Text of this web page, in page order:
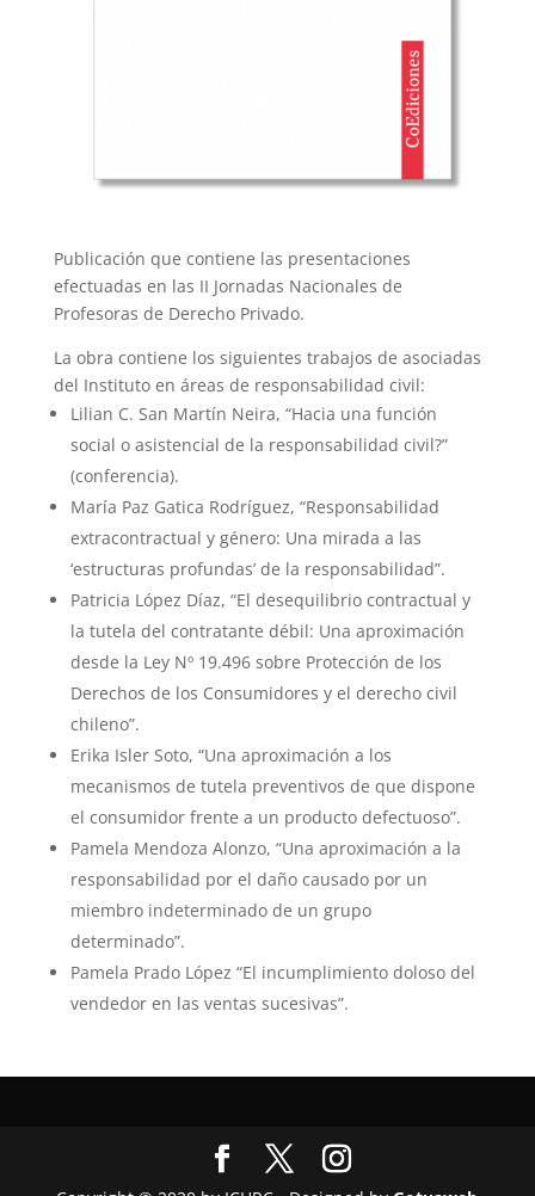
Publicación que contiene las presentaciones
efectuadas en las II Jornadas Nacionales de
Profesoras de Derecho Privado.
La obra contiene los siguientes trabajos de asociadas
del Instituto en áreas de responsabilidad civil:
Lilian C. San Martín Neira, “Hacia una función
social o asistencial de la responsabilidad civil?”
(conferencia).
María Paz Gatica Rodríguez, “Responsabilidad
extracontractual y género: Una mirada a las
‘estructuras profundas’ de la responsabilidad”.
Patricia López Díaz, “El desequilibrio contractual y
la tutela del contratante débil: Una aproximación
desde la Ley Nº 19.496 sobre Protección de los
Derechos de los Consumidores y el derecho civil
chileno”.
Erika Isler Soto, “Una aproximación a los
mecanismos de tutela preventivos de que dispone
el consumidor frente a un producto defectuoso”.
Pamela Mendoza Alonzo, “Una aproximación a la
responsabilidad por el daño causado por un
miembro indeterminado de un grupo
determinado”.
Pamela Prado López “El incumplimiento doloso del
vendedor en las ventas sucesivas”.